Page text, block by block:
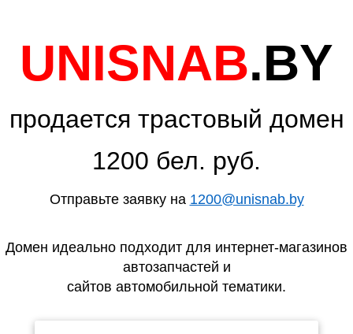
UNISNAB.BY
продается трастовый домен
1200 бел. руб.
Отправьте заявку на 1200@unisnab.by
Домен идеально подходит для интернет-магазинов
автозапчастей и
сайтов автомобильной тематики.